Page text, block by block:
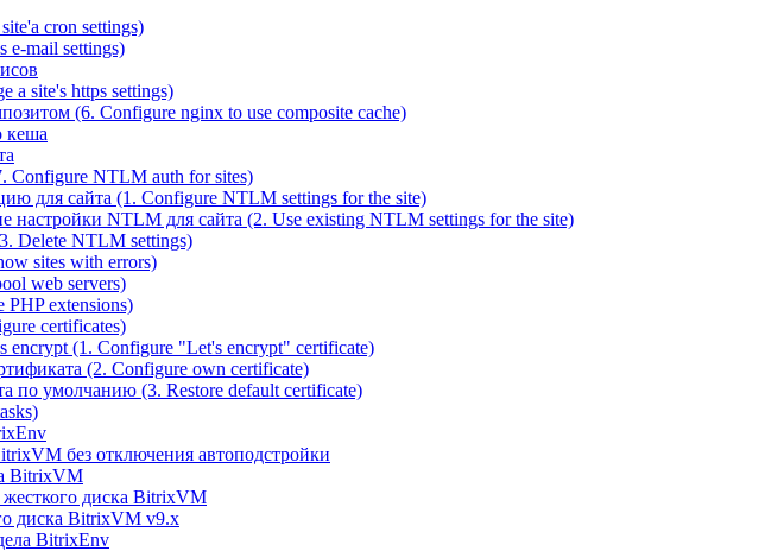
cron settings)
e-mail settings)
a site's https settings)
(6. Configure nginx to use composite cache)
кеша
Configure NTLM auth for sites)
для сайта (1. Configure NTLM settings for the site)
настройки NTLM для сайта (2. Use existing NTLM settings for the site)
Delete NTLM settings)
sites with errors)
web servers)
PHP extensions)
certificates)
encrypt (1. Configure "Let's encrypt" certificate)
(2. Configure own certificate)
по умолчанию (3. Restore default certificate)
без отключения автоподстройки
BitrixVM
диска BitrixVM
диска BitrixVM v9.x
BitrixEnv